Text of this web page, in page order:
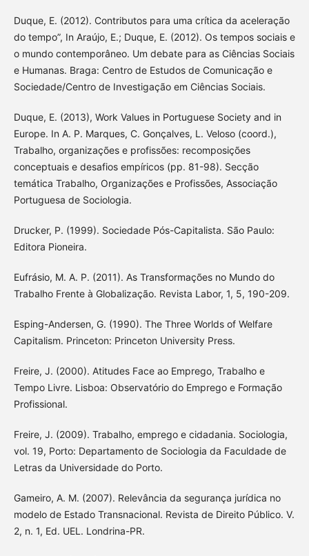
Duque, E. (2012). Contributos para uma crítica da aceleração
do tempo”, In Araújo, E.; Duque, E. (2012). Os tempos sociais e
o mundo contemporâneo. Um debate para as Ciências Sociais
e Humanas. Braga: Centro de Estudos de Comunicação e
Sociedade/Centro de Investigação em Ciências Sociais.
Duque, E. (2013), Work Values in Portuguese Society and in
Europe. In A. P. Marques, C. Gonçalves, L. Veloso (coord.),
Trabalho, organizações e profissões: recomposições
conceptuais e desafios empíricos (pp. 81-98). Secção
temática Trabalho, Organizações e Profissões, Associação
Portuguesa de Sociologia.
Drucker, P. (1999). Sociedade Pós-Capitalista. São Paulo:
Editora Pioneira.
Eufrásio, M. A. P. (2011). As Transformações no Mundo do
Trabalho Frente à Globalização. Revista Labor, 1, 5, 190-209.
Esping-Andersen, G. (1990). The Three Worlds of Welfare
Capitalism. Princeton: Princeton University Press.
Freire, J. (2000). Atitudes Face ao Emprego, Trabalho e
Tempo Livre. Lisboa: Observatório do Emprego e Formação
Profissional.
Freire, J. (2009). Trabalho, emprego e cidadania. Sociologia,
vol. 19, Porto: Departamento de Sociologia da Faculdade de
Letras da Universidade do Porto.
Gameiro, A. M. (2007). Relevância da segurança jurídica no
modelo de Estado Transnacional. Revista de Direito Público. V.
2, n. 1, Ed. UEL. Londrina-PR.